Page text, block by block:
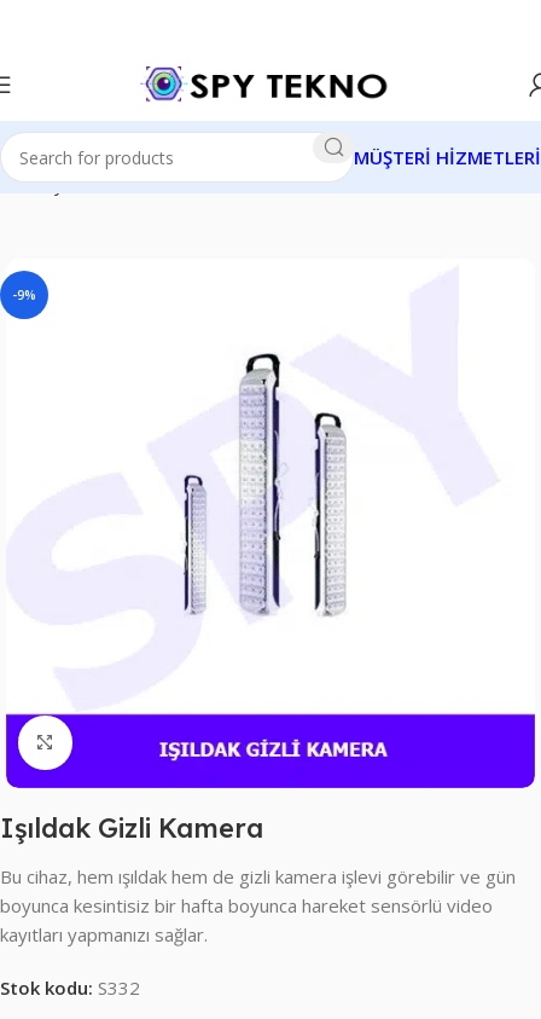
MÜŞTERİ HİZMETLERİ
Ana Sayfa Gizli Kameralar Aksesuar Gizli Kameralar
-9%
Click to enlarge
Işıldak Gizli Kamera
Bu cihaz, hem ışıldak hem de gizli kamera işlevi görebilir ve gün
boyunca kesintisiz bir hafta boyunca hareket sensörlü video
kayıtları yapmanızı sağlar.
Stok kodu: S332